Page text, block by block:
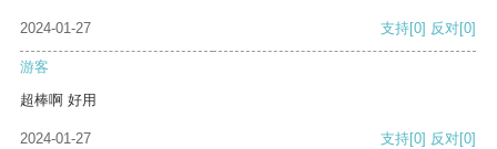
2024-01-27 支持[0] 反对[0]
游客
超棒啊 好用
2024-01-27 支持[0] 反对[0]